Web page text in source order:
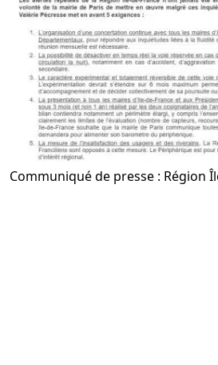
Communiqué de presse : Région